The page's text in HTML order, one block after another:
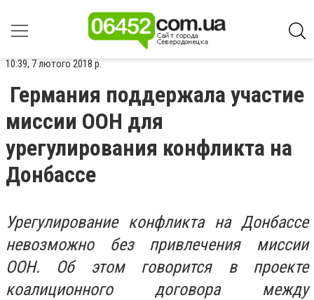
10:39, 7 лютого 2018 р.
Германия поддержала участие
миссии ООН для
урегулирования конфликта на
Донбассе
Урегулирование конфликта на Донбассе
невозможно без привлечения миссии
ООН. Об этом говорится в проекте
коалиционного договора между